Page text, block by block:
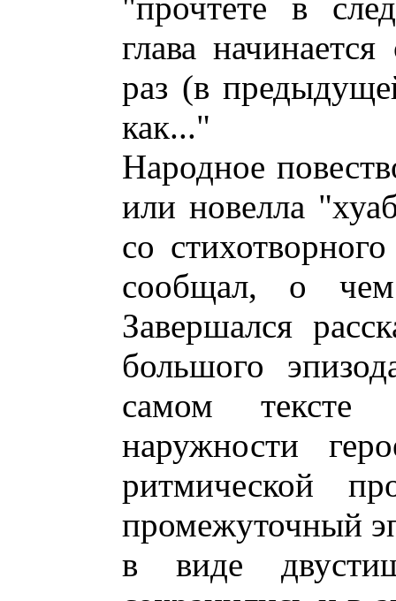
глава
раз (в
как..."
Народное
или новелла
со
сообщал, о
Завершался
большого
самом
наружности
ритмической
промежуточный
в виде